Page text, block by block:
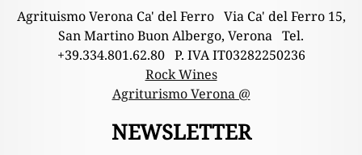
Agrituismo Verona Ca' del Ferro Via Ca' del Ferro 15,
San Martino Buon Albergo, Verona Tel.
+39.334.801.62.80 P. IVA IT03282250236
Rock Wines
Agriturismo Verona @
NEWSLETTER